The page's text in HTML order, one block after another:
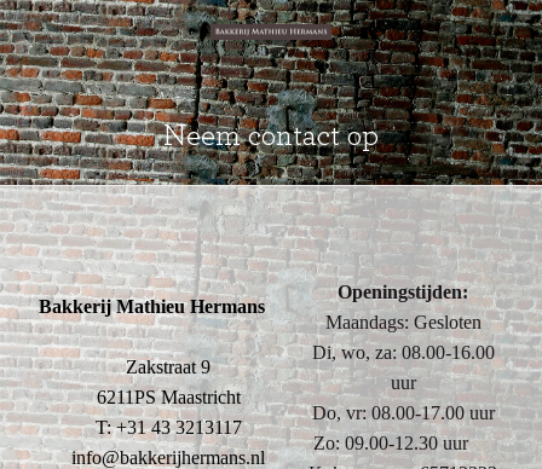
Neem contact op
BakkerijMathieu Hermans
Zakstraat 9
6211PS Maastricht
T: +31 43 3213117
info@bakkerijhermans.nl
Openingstijden:
Maandags: Gesloten
Di, wo, za: 08.00-16.00
uur
Do, vr: 08.00-17.00 uur
Zo: 09.00-12.30 uur